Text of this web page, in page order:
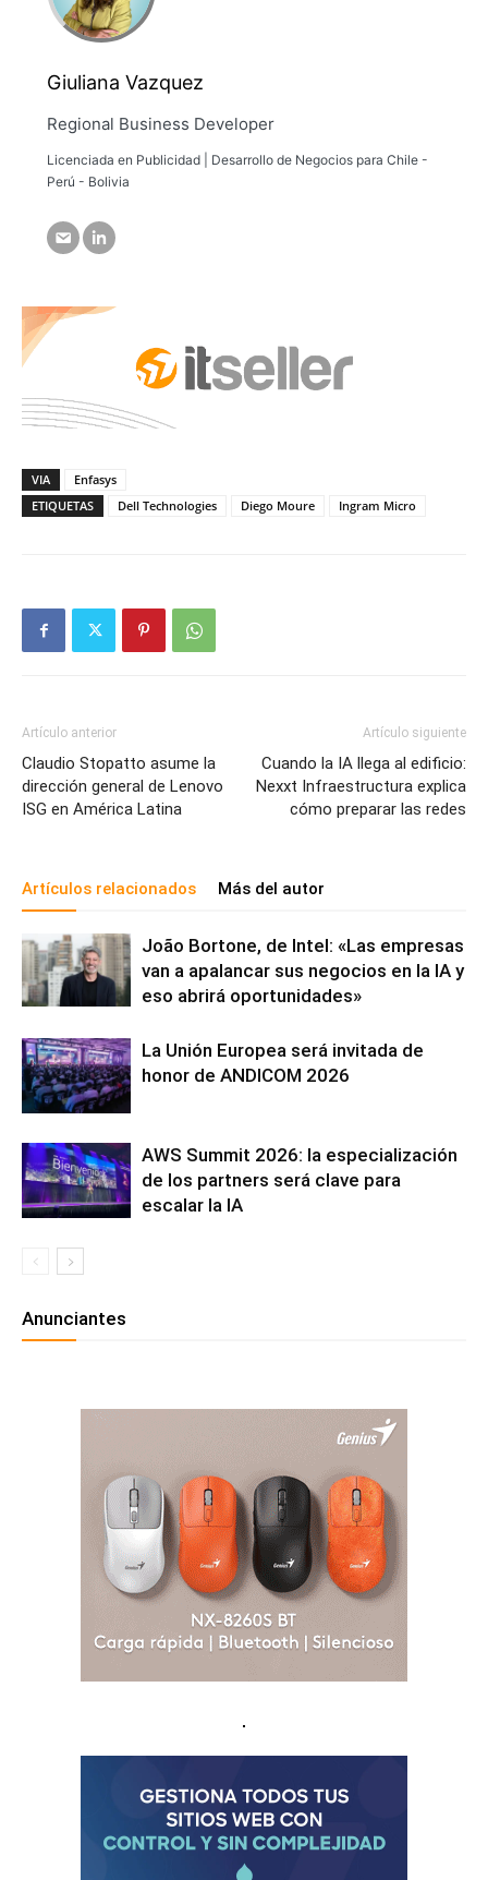
Giuliana Vazquez
Regional Business Developer
Licenciada en Publicidad | Desarrollo de Negocios para Chile -
Perú - Bolivia
VIA
Enfasys
ETIQUETAS
Dell Technologies Diego Moure Ingram Micro
Artículo anterior
Claudio Stopatto asume la
dirección general de Lenovo
ISG en América Latina
Artículo siguiente
Cuando la IA llega al edificio:
Nexxt Infraestructura explica
cómo preparar las redes
Artículos relacionados Más del autor
João Bortone, de Intel: «Las empresas
van a apalancar sus negocios en la IA y
eso abrirá oportunidades»
La Unión Europea será invitada de
honor de ANDICOM 2026
AWS Summit 2026: la especialización
de los partners será clave para
escalar la IA
Anunciantes